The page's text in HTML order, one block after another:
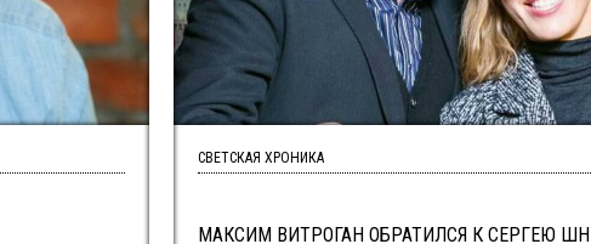
МАКСИМ ВИТРОГАН ОБРАТИЛСЯ К СЕРГЕЮ
СВЕТСКАЯ ХРОНИКА